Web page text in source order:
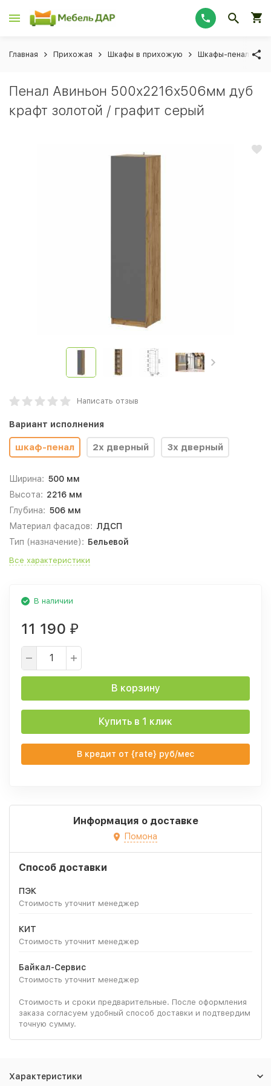
Главная Прихожая Шкафы в прихожую Шкафы-пеналы в
Пенал Авиньон 500х2216х506мм дуб
крафт золотой / графит серый
Написать отзыв
Вариант исполнения
шкаф-пенал 2х дверный 3х дверный
Ширина: 500 мм
Высота: 2216 мм
Глубина: 506 мм
Материал фасадов: ЛДСП
Тип (назначение): Бельевой
Все характеристики
В наличии
11 190 ₽
В корзину
Купить в 1 клик
В кредит от {rate} руб/мес
Информация о доставке
Помона
Способ доставки
ПЭК
Стоимость уточнит менеджер
КИТ
Стоимость уточнит менеджер
Байкал-Сервис
Стоимость уточнит менеджер
Стоимость и сроки предварительные. После оформления
заказа согласуем удобный способ доставки и подтвердим
точную сумму.
Характеристики